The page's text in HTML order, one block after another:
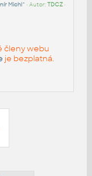
Michl^ • Autor:TDCZ•
členy webu
je bezplatná.